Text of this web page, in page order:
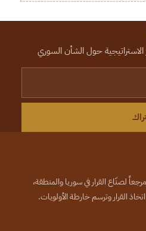
حول الشأن السوري
لصنّاع القرار في سوريا والمنطقة،
القرار وترسم خارطة الأولويات.